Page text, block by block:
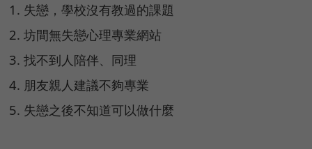
失戀，學校沒有教過的課題
坊間無失戀心理專業網站
找不到人陪伴、同理
朋友親人建議不夠專業
失戀之後不知道可以做什麼